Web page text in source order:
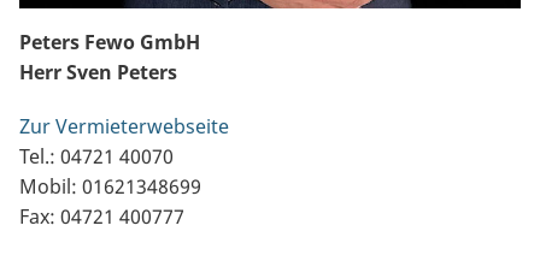
Peters Fewo GmbH
Herr Sven Peters
Zur Vermieterwebseite
Tel.: 04721 40070
Mobil: 01621348699
Fax: 04721 400777